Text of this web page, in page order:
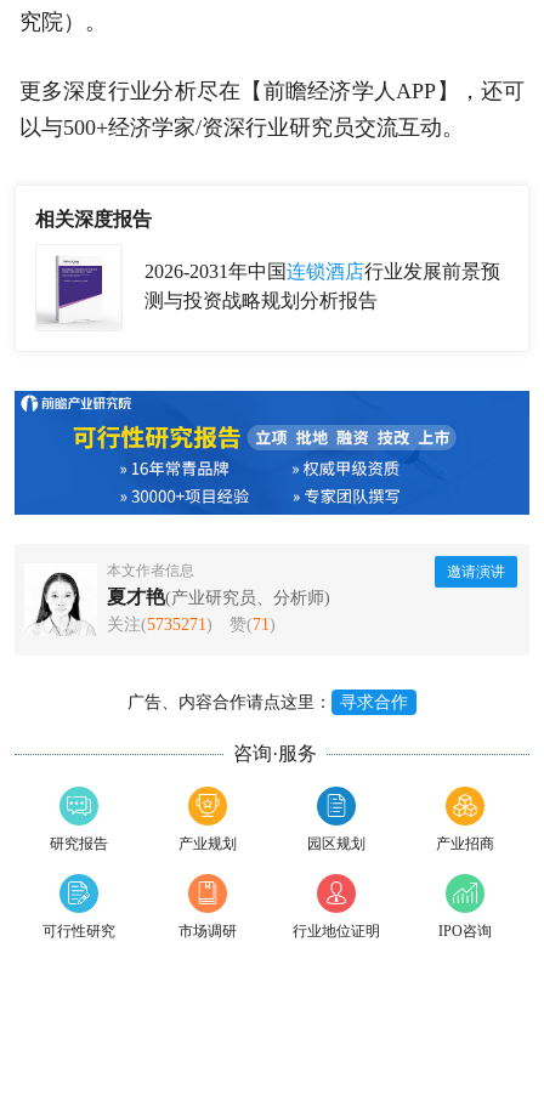
究院）。
更多深度行业分析尽在【前瞻经济学人APP】，还可
以与500+经济学家/资深行业研究员交流互动。
相关深度报告
2026-2031年中国连锁酒店行业发展前景预
测与投资战略规划分析报告
本文作者信息
夏才艳(产业研究员、分析师)
关注(5735271) 赞(71)
邀请演讲
广告、内容合作请点这里： 寻求合作
咨询·服务
研究报告 产业规划 园区规划 产业招商
可行性研究 市场调研 行业地位证明 IPO咨询